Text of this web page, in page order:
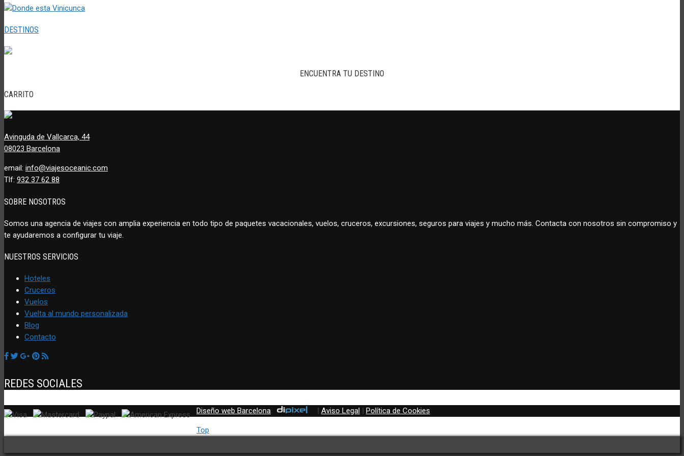
DESTINOS
ENCUENTRA TU DESTINO
CARRITO
Avinguda de Vallcarca, 44
08023 Barcelona
email: info@viajesoceanic.com
Tlf: 932 37 62 88
SOBRE NOSOTROS
Somos una agencia de viajes con amplia experiencia en todo tipo de paquetes vacacionales, vuelos, cruceros, excursiones, seguros para viajes y mucho más. Contacta con nosotros sin compromiso y
te ayudaremos a configurar tu viaje.
NUESTROS SERVICIOS
Hoteles
Cruceros
Vuelos
Vuelta al mundo personalizada
Blog
Contacto
REDES SOCIALES
Diseño web Barcelona: | Aviso Legal | Política de Cookies
Top